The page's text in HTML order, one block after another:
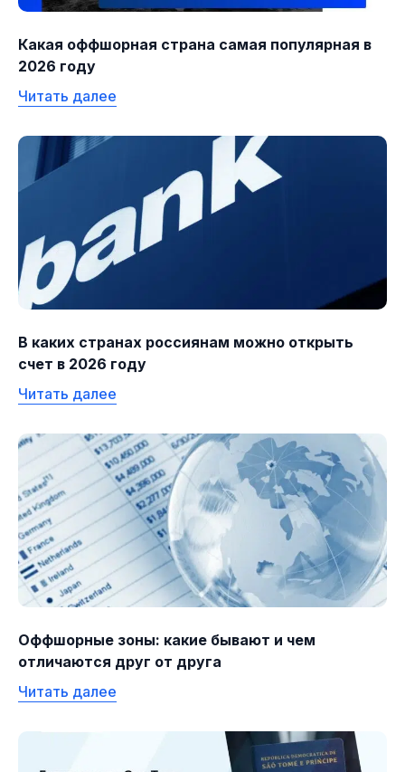
Какая оффшорная страна самая популярная в
2026 году
Читать далее
В каких странах россиянам можно открыть
счет в 2026 году
Читать далее
Оффшорные зоны: какие бывают и чем
отличаются друг от друга
Читать далее